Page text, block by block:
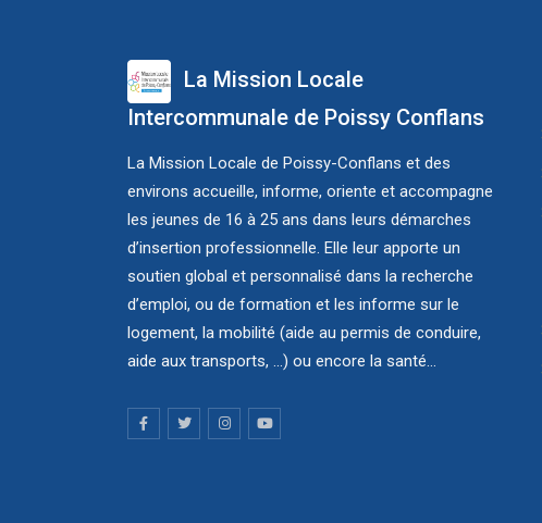
La Mission Locale
Intercommunale de Poissy Conflans
La Mission Locale de Poissy-Conflans et des
environs accueille, informe, oriente et accompagne
les jeunes de 16 à 25 ans dans leurs démarches
d’insertion professionnelle. Elle leur apporte un
soutien global et personnalisé dans la recherche
d’emploi, ou de formation et les informe sur le
logement, la mobilité (aide au permis de conduire,
aide aux transports, ...) ou encore la santé...